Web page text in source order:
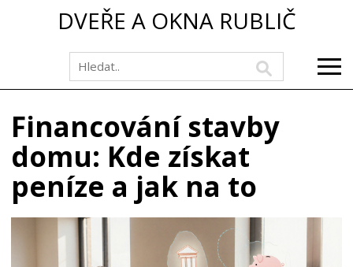
DVEŘE A OKNA RUBLIČ
Financování stavby
domu: Kde získat
peníze a jak na to